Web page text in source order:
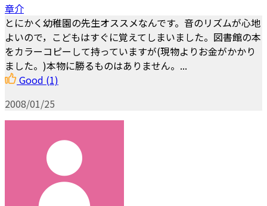
章介
とにかく幼稚園の先生オススメなんです。音のリズムが心地
よいので，こどもはすぐに覚えてしまいました。図書館の本
をカラーコピーして持っていますが(現物よりお金がかかり
ました。)本物に勝るものはありません。...
Good (1)
2008/01/25